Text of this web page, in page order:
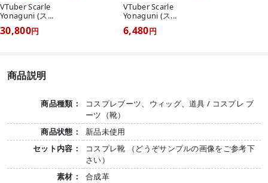
VTuber Scarle
Yonaguni (ス...
30,800円
VTuber Scarle
Yonaguni (ス...
6,480円
商品説明
商品種類：
コスプレブーツ、ウィッグ、道具 / コスプレ ブ
ーツ（靴）
商品状態：
新品未使用
セット内容：
コスプレ靴 （どうぞサンプルの画像をご参考下
さい）
素材：
合成革